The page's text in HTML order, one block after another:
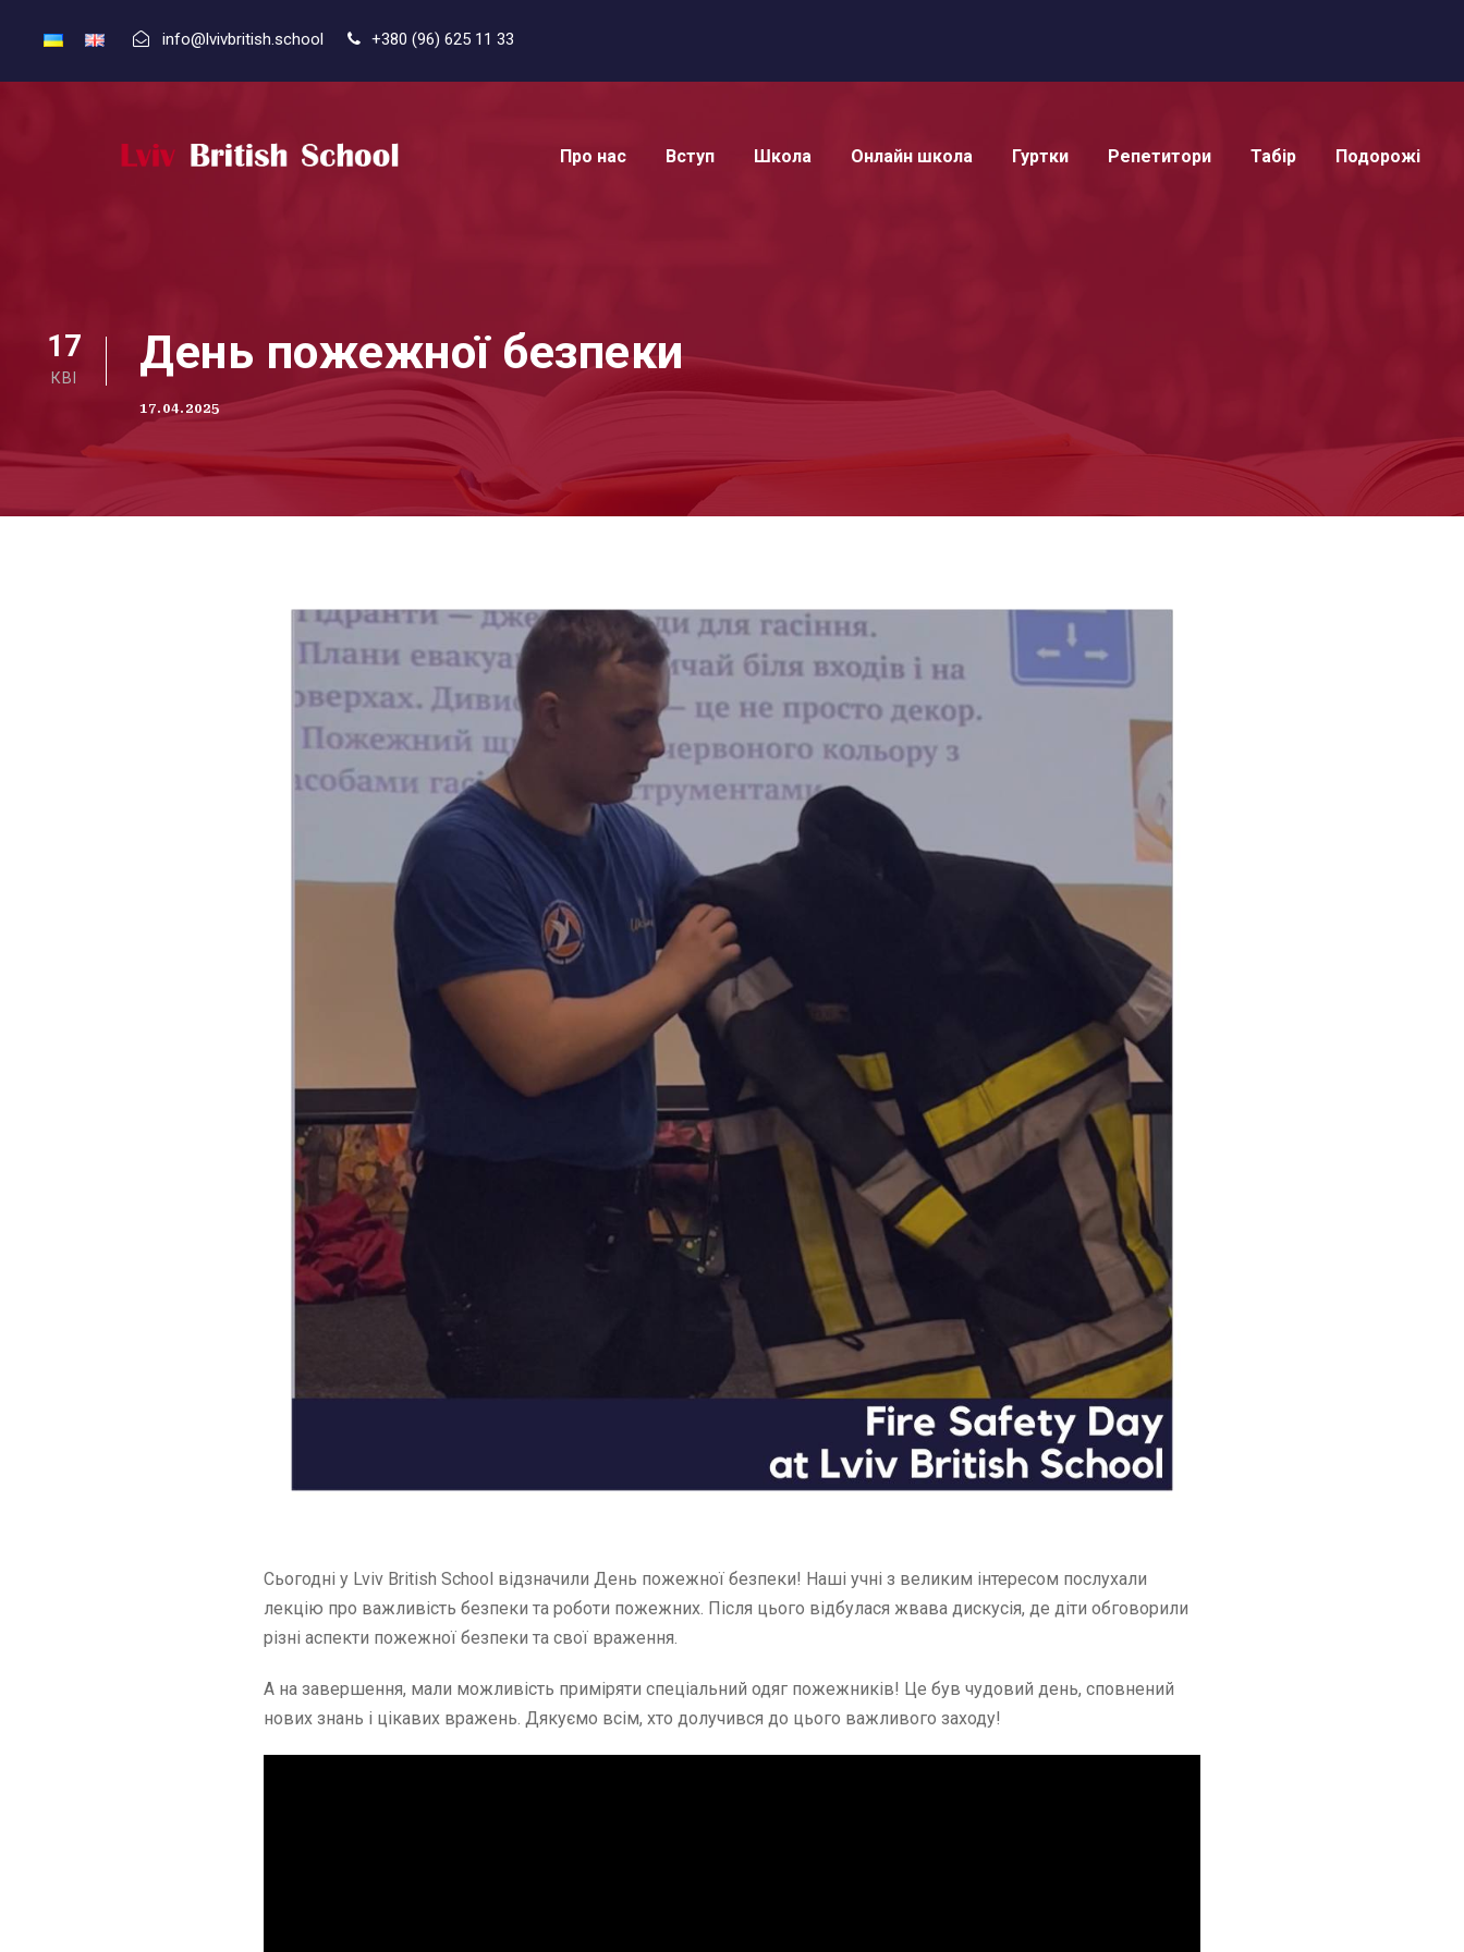
info@lvivbritish.school +380 (96) 625 11 33
Про нас Вступ Школа Онлайн школа Гуртки Репетитори Табір Подорожі
17
КВІ День пожежної безпеки
17.04.2025
Сьогодні у Lviv British School відзначили День пожежної безпеки! Наші учні з великим інтересом послухали
лекцію про важливість безпеки та роботи пожежних. Після цього відбулася жвава дискусія, де діти обговорили
різні аспекти пожежної безпеки та свої враження.
А на завершення, мали можливість приміряти спеціальний одяг пожежників! Це був чудовий день, сповнений
нових знань і цікавих вражень. Дякуємо всім, хто долучився до цього важливого заходу!